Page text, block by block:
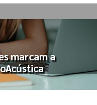
marcam a